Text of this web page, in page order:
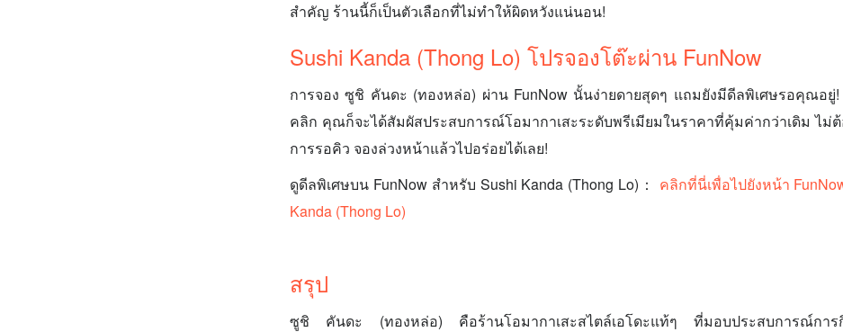
สำคัญ ร้านนี้ก็เป็นตัวเลือกที่ไม่ทำให้ผิดหวังแน่นอน!
Sushi Kanda (Thong Lo) โปรจองโต๊ะผ่าน FunNow
การจอง ซูชิ คันดะ (ทองหล่อ) ผ่าน FunNow นั้นง่ายดายสุดๆ แถมยังมีดีลพิเศษรอคุณอยู่!
คลิก คุณก็จะได้สัมผัสประสบการณ์โอมากาเสะระดับพรีเมียมในราคาที่คุ้มค่ากว่าเดิม ไม่ต้
การรอคิว จองล่วงหน้าแล้วไปอร่อยได้เลย!
ดูดีลพิเศษบน FunNow สำหรับ Sushi Kanda (Thong Lo)： คลิกที่นี่เพื่อไปยังหน้า
Kanda (Thong Lo)
สรุป
ซูชิ คันดะ (ทองหล่อ) คือร้านโอมากาเสะสไตล์เอโดะแท้ๆ ที่มอบประสบการณ์การ